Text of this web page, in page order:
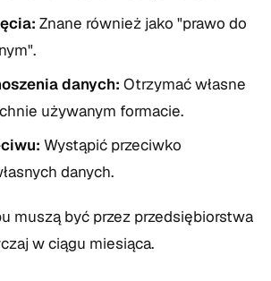
Znane również jako "prawo do
danych: Otrzymać własne
używanym formacie.
Wystąpić przeciwko
danych.
muszą być przez przedsiębiorstwa
w ciągu miesiąca.